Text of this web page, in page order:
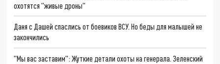
охотятся "живые дроны"
Даня с Дашей спаслись от боевиков ВСУ. Но беды для малышей не
закончились
"Мы вас заставим": Жуткие детали охоты на генерала. Зеленский